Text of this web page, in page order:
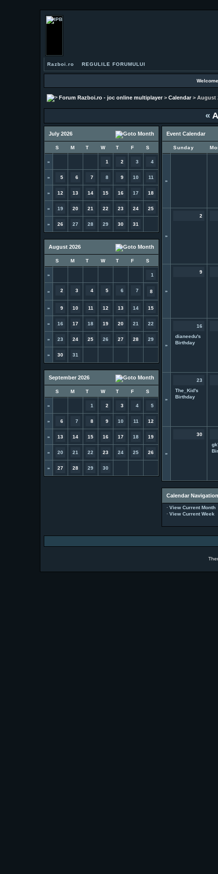
Razboi.ro REGULILE FORUMULUI
Forum Razboi.ro - joc online multiplayer> Calendar> August
«
July 2026
S M T W T F S
» 1 2 3 4
» 5 6 7 8 9 10 11
» 12 13 14 15 16 17 18
» 19 20 21 22 23 24 25
» 26 27 28 29 30 31
August 2026
S M T W T F S
» 1
» 2 3 4 5 6 7 8
» 9 10 11 12 13 14 15
» 16 17 18 19 20 21 22
» 23 24 25 26 27 28 29
» 30 31
September 2026
S M T W T F S
» 1 2 3 4 5
» 6 7 8 9 10 11 12
» 13 14 15 16 17 18 19
» 20 21 22 23 24 25 26
» 27 28 29 30
Event Calendar
Sunday
»
»
2
»
9
»
16
dianeedu's
Birthday
»
23
The_Kid's
Birthday
»
30
Calendar Navigation
· View Current Month
· View Current Week